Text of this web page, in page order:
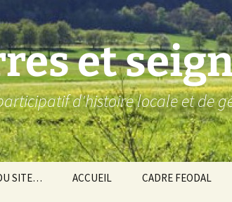
et
d'histoire locale et de
SITE… ACCUEIL CADRE FEODAL